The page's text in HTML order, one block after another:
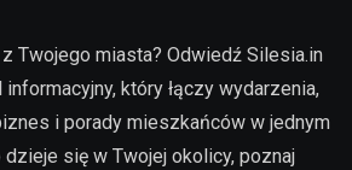
Twojego miasta? Odwiedź Silesia.in
który łączy wydarzenia,
i porady mieszkańców w jednym
dzieje się w Twojej okolicy, poznaj